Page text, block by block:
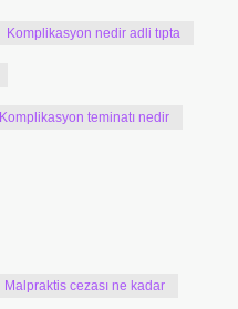
Komplikasyon nedir adli tıpta
Komplikasyon teminatı nedir
Malpraktis cezası ne kadar